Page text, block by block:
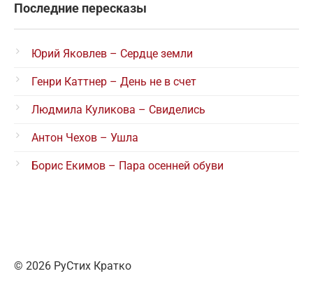
Последние пересказы
Юрий Яковлев – Сердце земли
Генри Каттнер – День не в счет
Людмила Куликова – Свиделись
Антон Чехов – Ушла
Борис Екимов – Пара осенней обуви
© 2026 РуСтих Кратко